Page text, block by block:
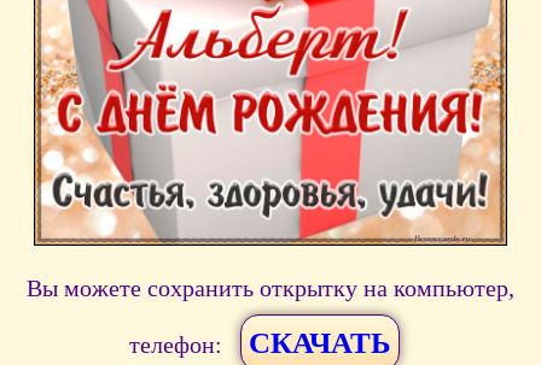
Вы можете сохранить открытку на компьютер,
телефон: СКАЧАТЬ